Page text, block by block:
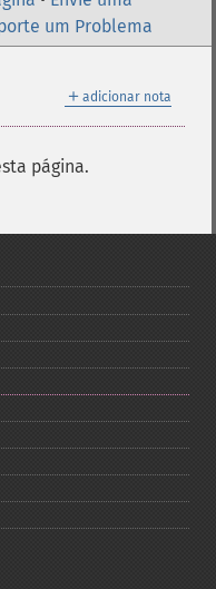
um Problema
＋ adicionar nota
página.